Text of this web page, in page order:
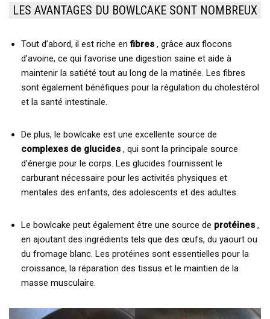
LES AVANTAGES DU BOWLCAKE SONT NOMBREUX
Tout d’abord, il est riche enfibres , grâce aux flocons
d’avoine, ce qui favorise une digestion saine et aide à
maintenir la satiété tout au long de la matinée. Les fibres
sont également bénéfiques pour la régulation du cholestérol
et la santé intestinale.
De plus, le bowlcake est une excellente source de
complexes de glucides , qui sont la principale source
d’énergie pour le corps. Les glucides fournissent le
carburant nécessaire pour les activités physiques et
mentales des enfants, des adolescents et des adultes.
Le bowlcake peut également être une source de protéines ,
en ajoutant des ingrédients tels que des œufs, du yaourt ou
du fromage blanc. Les protéines sont essentielles pour la
croissance, la réparation des tissus et le maintien de la
masse musculaire.